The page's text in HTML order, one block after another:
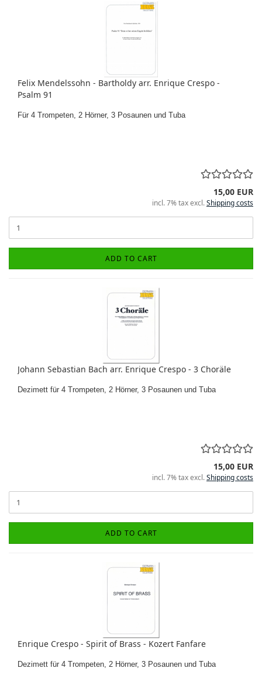
Felix Mendelssohn - Bartholdy arr. Enrique Crespo -
Psalm 91
Für 4 Trompeten, 2 Hörner, 3 Posaunen und Tuba
15,00 EUR
incl. 7% tax excl.Shipping costs
ADD TO CART
Johann Sebastian Bach arr. Enrique Crespo - 3 Choräle
Dezimett für 4 Trompeten, 2 Hörner, 3 Posaunen und Tuba
15,00 EUR
incl. 7% tax excl.Shipping costs
ADD TO CART
Enrique Crespo - Spirit of Brass - Kozert Fanfare
Dezimett für 4 Trompeten, 2 Hörner, 3 Posaunen und Tuba